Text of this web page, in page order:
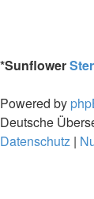
*Sunflower
Powered by
Deutsche
Datenschutz |